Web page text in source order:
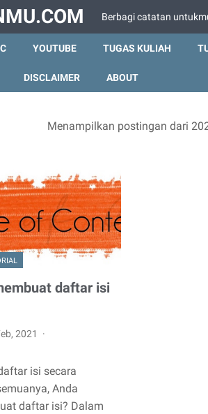
Berbagi catatan
YOUTUBE TUGAS KULIAH
DISCLAIMER ABOUT
Menampilkan postingan dari
daftar isi
2021
isi secara
Anda
daftar isi? Dalam